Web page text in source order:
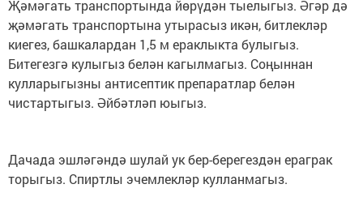
Җәмәгать транспортында йөрүдән тыелыгыз. Әгәр дә
җәмәгать транспортына утырасыз икән, битлекләр
киегез, башкалардан 1,5 м ераклыкта булыгыз.
Битегезгә кулыгыз белән кагылмагыз. Соңыннан
кулларыгызны антисептик препаратлар белән
чистартыгыз. Әйбәтләп юыгыз.
Дачада эшләгәндә шулай ук бер-берегездән ераграк
торыгыз. Спиртлы эчемлекләр кулланмагыз.